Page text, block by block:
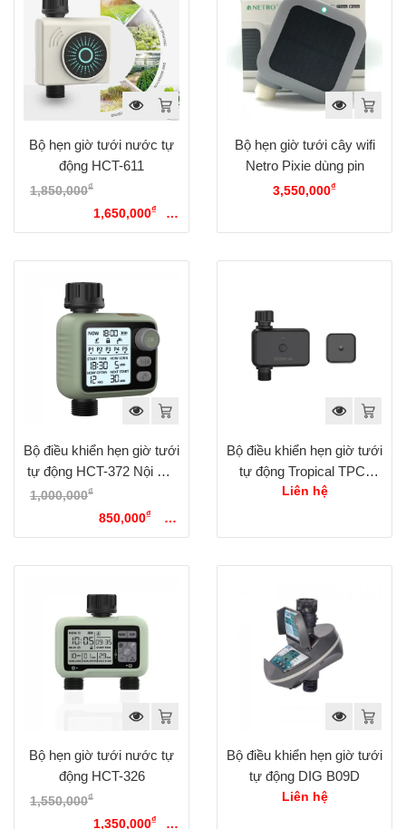
Bộ hẹn giờ tưới nước tự
động HCT-611
1,850,000₫
1,650,000₫
Giá
hiện tại là: 1,650,000₫.
Bộ hẹn giờ tưới cây wifi
Netro Pixie dùng pin
3,550,000₫
Bộ điều khiển hẹn giờ tưới
tự động HCT-372 Nội Địa
Trung
1,000,000₫
1,000,000₫.850,000₫
Giá
hiện tại là: 850,000₫.
Bộ điều khiển hẹn giờ tưới
tự động Tropical TPC-
T10BW Wifi, Bluetooth
Liên hệ
Bộ hẹn giờ tưới nước tự
động HCT-326
1,550,000₫
1,350,000₫ Giá
Bộ điều khiển hẹn giờ tưới
tự động DIG B09D
Liên hệ